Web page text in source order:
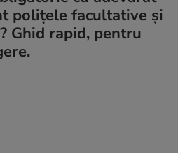
polițele facultative și
Ghid rapid, pentru